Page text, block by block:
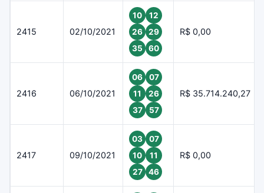
2415 02/10/2021
10
12
26
29
35
60
R$ 0,00
2416 06/10/2021
06
07
11
26
37
57
R$ 35.714.240,27
2417 09/10/2021
03
07
10
11
27
46
R$ 0,00